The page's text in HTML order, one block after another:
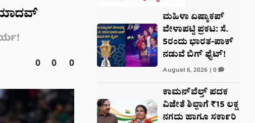
ಯಾದವ್‌
0 0 0
ಮಹಿಳಾ ಏಷ್ಯಾಕಪ್
ವೇಳಾಪಟ್ಟಿ ಪ್ರಕಟ: ಸೆ.
5ರಂದು ಭಾರತ-ಪಾಕ್‌
ನಡುವೆ ಬಿಗ್ ಫೈಟ್!
August 6, 2026| 0
ಕಾಮನ್‌ವೆಲ್ತ್ ಪದಕ
ವಿಜೇತೆ ಶಿಲ್ಪಾಗೆ ₹15 ಲಕ್ಷ
ನಗದು ಹಾಗೂ ಸರ್ಕಾರಿ